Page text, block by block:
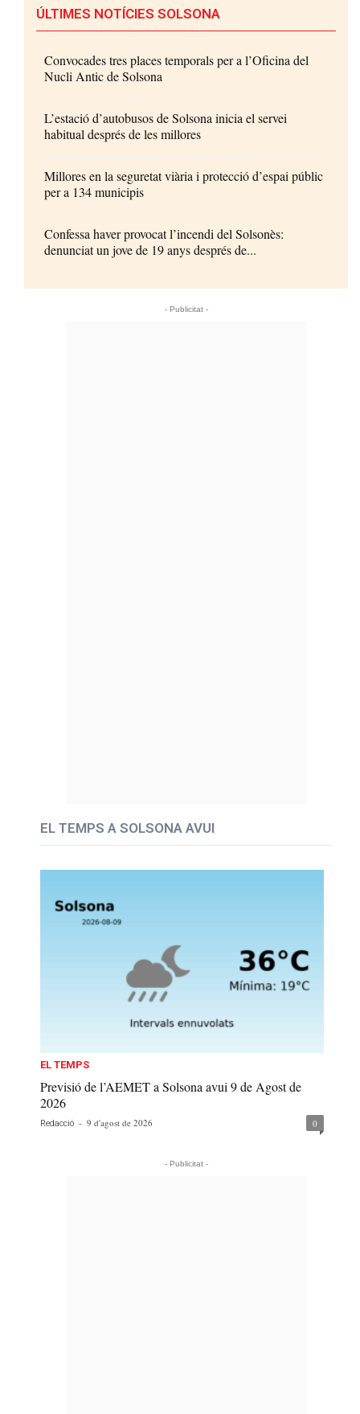
ÚLTIMES NOTÍCIES SOLSONA
Convocades tres places temporals per a l’Oficina del
Nucli Antic de Solsona
L’estació d’autobusos de Solsona inicia el servei
habitual després de les millores
Millores en la seguretat viària i protecció d’espai públic
per a 134 municipis
Confessa haver provocat l’incendi del Solsonès:
denunciat un jove de 19 anys després de...
- Publicitat -
EL TEMPS A SOLSONA AVUI
EL TEMPS
Previsió de l’AEMET a Solsona avui 9 de Agost de
2026
Redacció - 9 d'agost de 2026 0
- Publicitat -